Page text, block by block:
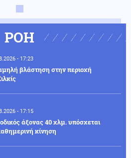
ΡΟΗ
- 17:23
βλάστηση στην περιοχή
- 17:15
άξονας 40 χλμ. υπόσχεται
κίνηση